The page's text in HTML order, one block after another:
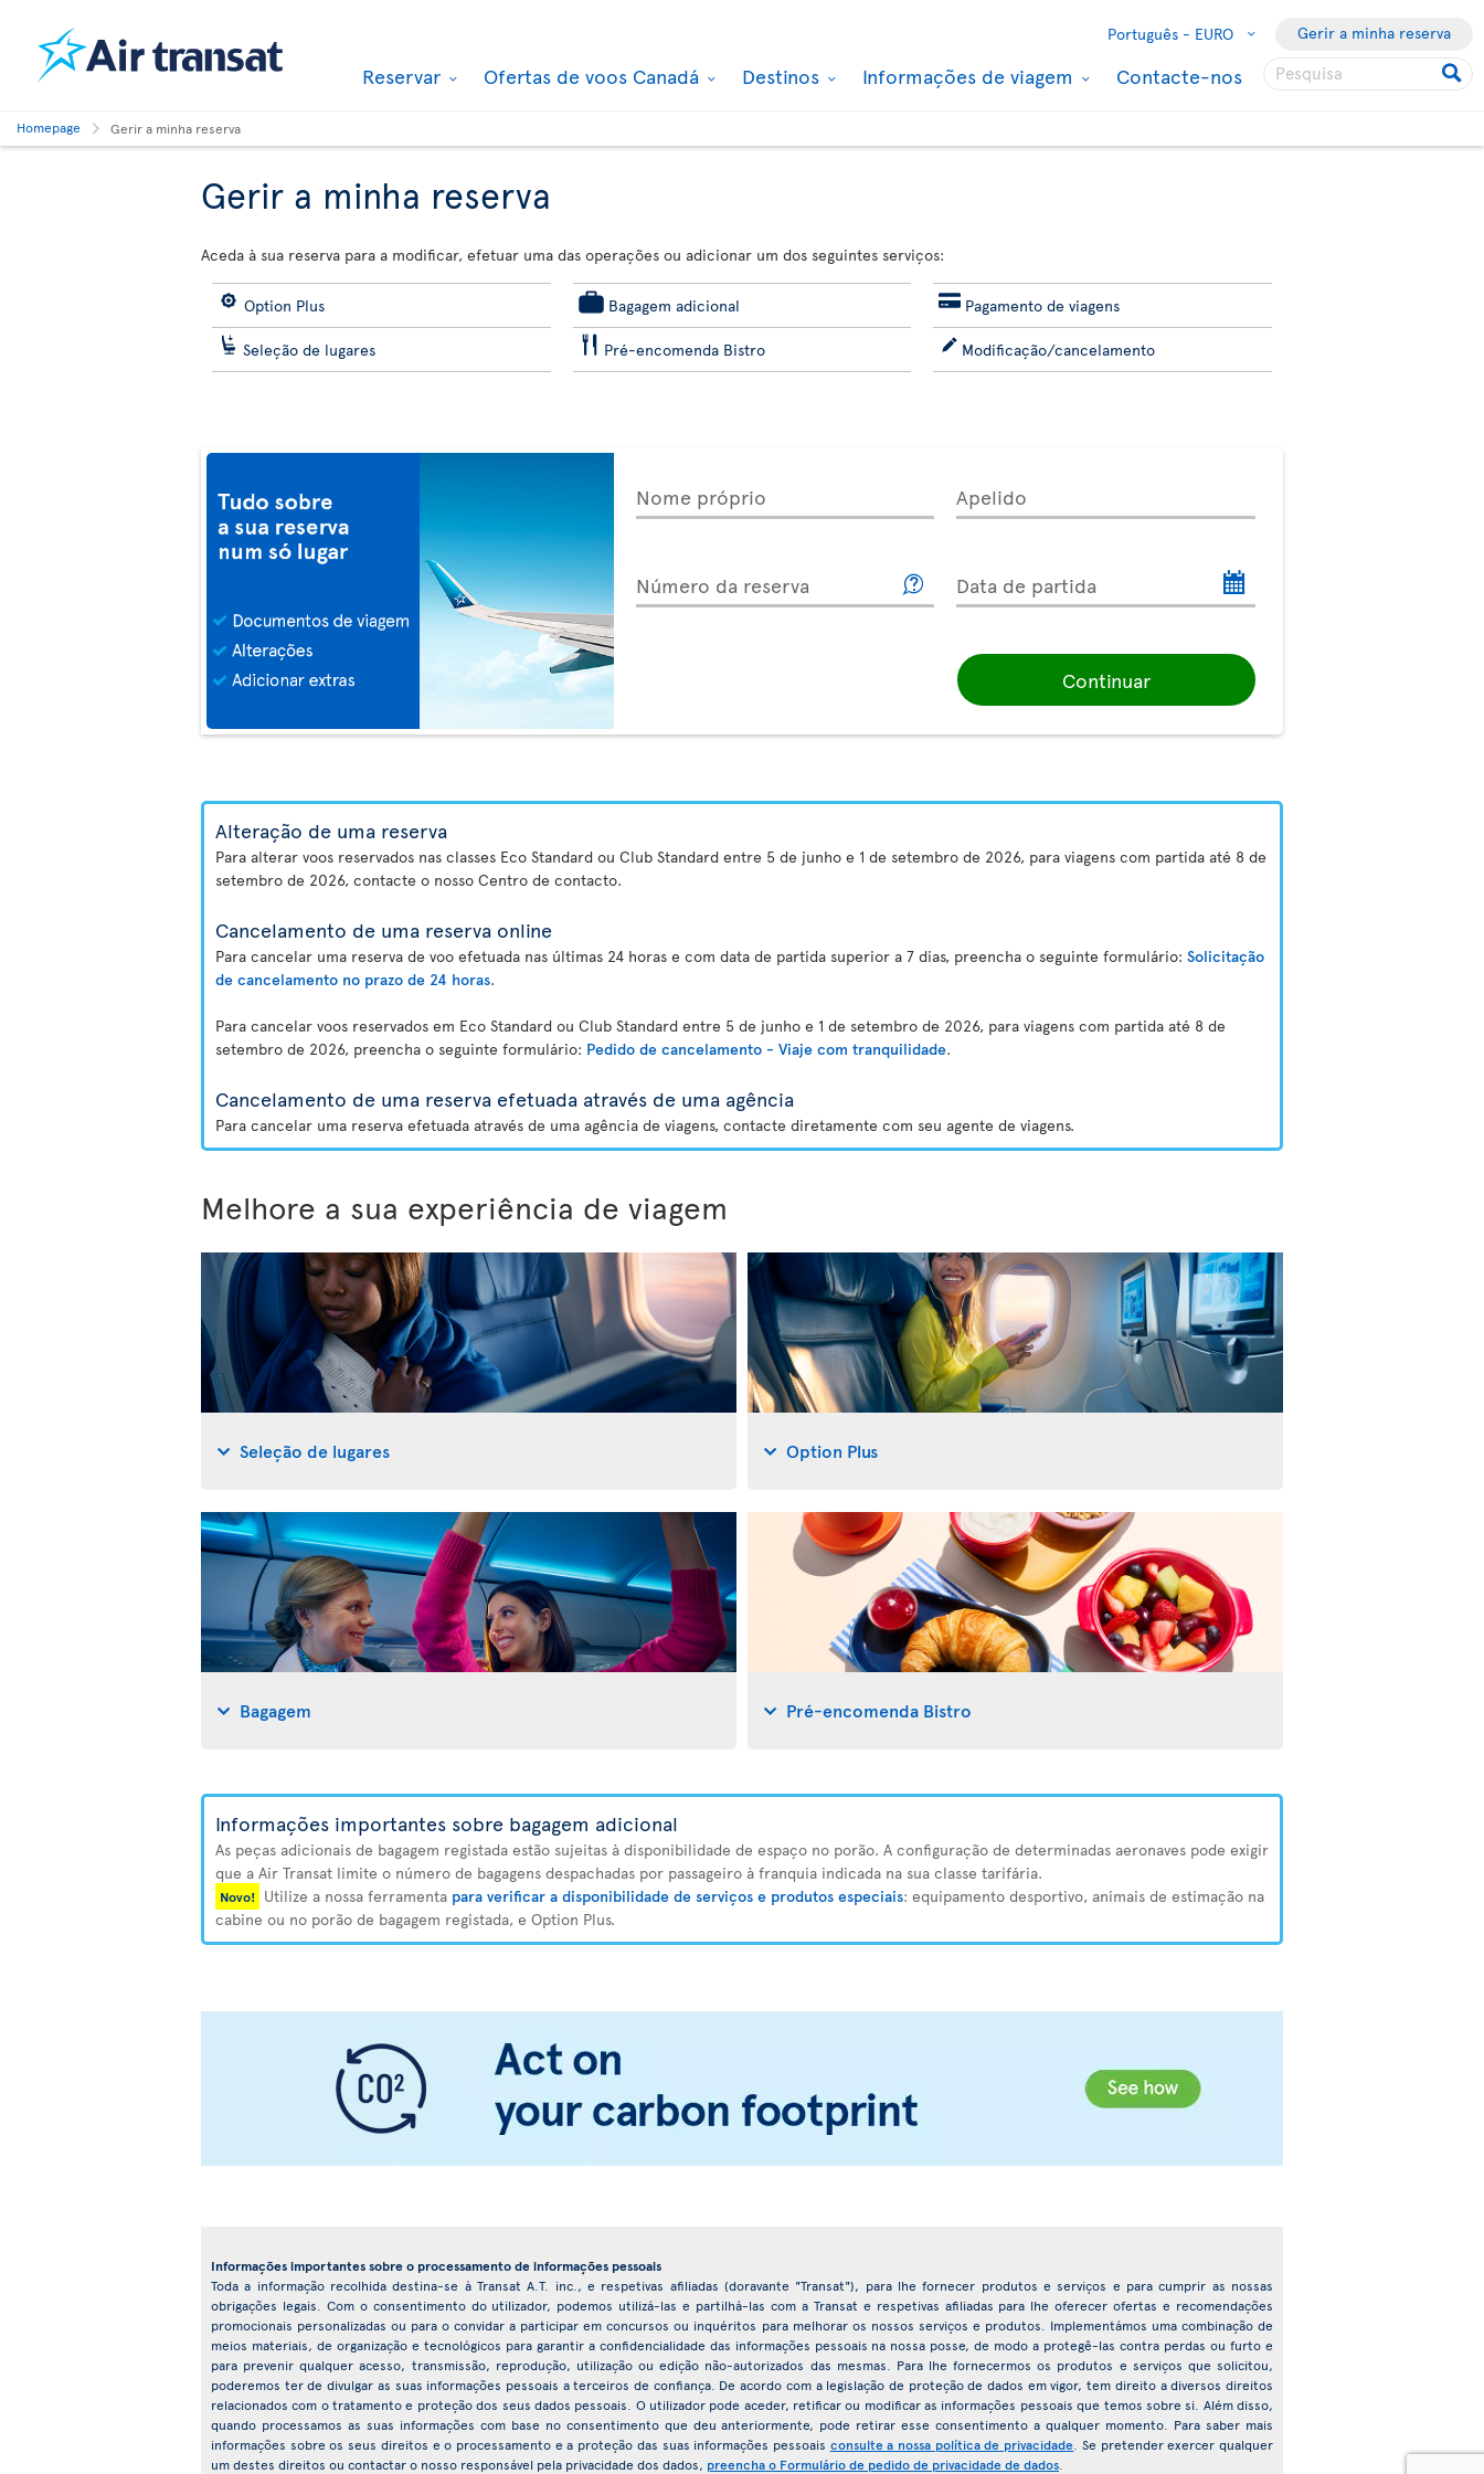
Português - EURO Gerir a minha reserva
Reservar Ofertas de voos Canadá Destinos Informações de viagem Contacte-nos
Homepage Gerir a minha reserva
Gerir a minha reserva
Aceda à sua reserva para a modificar, efetuar uma das operações ou adicionar um dos seguintes serviços:
Option Plus Bagagem adicional Pagamento de viagens
Seleção de lugares Pré-encomenda Bistro Modificação/cancelamento
Nome próprio Apelido
Número da reserva Data de partida
Continuar
Alteração de uma reserva
Para alterar voos reservados nas classes Eco Standard ou Club Standard entre 5 de junho e 1 de setembro de 2026, para viagens com partida até 8 de
setembro de 2026, contacte o nosso Centro de contacto.
Cancelamento de uma reserva online
Para cancelar uma reserva de voo efetuada nas últimas 24 horas e com data de partida superior a 7 dias, preencha o seguinte formulário: Solicitação
de cancelamento no prazo de 24 horas.
Para cancelar voos reservados em Eco Standard ou Club Standard entre 5 de junho e 1 de setembro de 2026, para viagens com partida até 8 de
setembro de 2026, preencha o seguinte formulário: Pedido de cancelamento - Viaje com tranquilidade.
Cancelamento de uma reserva efetuada através de uma agência
Para cancelar uma reserva efetuada através de uma agência de viagens, contacte diretamente com seu agente de viagens.
Melhore a sua experiência de viagem
Seleção de lugares Option Plus
Bagagem Pré-encomenda Bistro
Informações importantes sobre bagagem adicional
As peças adicionais de bagagem registada estão sujeitas à disponibilidade de espaço no porão. A configuração de determinadas aeronaves pode exigir
que a Air Transat limite o número de bagagens despachadas por passageiro à franquia indicada na sua classe tarifária.
Novo! Utilize a nossa ferramenta para verificar a disponibilidade de serviços e produtos especiais: equipamento desportivo, animais de estimação na
cabine ou no porão de bagagem registada, e Option Plus.
Informações importantes sobre o processamento de informações pessoais
Toda a informação recolhida destina-se à Transat A.T. inc., e respetivas afiliadas (doravante "Transat"), para lhe fornecer produtos e serviços e para cumprir as nossas
obrigações legais. Com o consentimento do utilizador, podemos utilizá-las e partilhá-las com a Transat e respetivas afiliadas para lhe oferecer ofertas e recomendações
promocionais personalizadas ou para o convidar a participar em concursos ou inquéritos para melhorar os nossos serviços e produtos. Implementámos uma combinação de
meios materiais, de organização e tecnológicos para garantir a confidencialidade das informações pessoais na nossa posse, de modo a protegê-las contra perdas ou furto e
para prevenir qualquer acesso, transmissão, reprodução, utilização ou edição não-autorizados das mesmas. Para lhe fornecermos os produtos e serviços que solicitou,
poderemos ter de divulgar as suas informações pessoais a terceiros de confiança. De acordo com a legislação de proteção de dados em vigor, tem direito a diversos direitos
relacionados com o tratamento e proteção dos seus dados pessoais. O utilizador pode aceder, retificar ou modificar as informações pessoais que temos sobre si. Além disso,
quando processamos as suas informações com base no consentimento que deu anteriormente, pode retirar esse consentimento a qualquer momento. Para saber mais
informações sobre os seus direitos e o processamento e a proteção das suas informações pessoais consulte a nossa política de privacidade . Se pretender exercer qualquer
um destes direitos ou contactar o nosso responsável pela privacidade dos dados, preencha o Formulário de pedido de privacidade de dados